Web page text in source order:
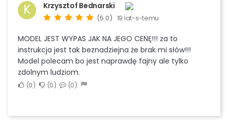
K Krzysztof Bednarski
(5.0) 19 lat-s-temu
MODEL JEST WYPAS JAK NA JEGO CENĘ!!! za to
instrukcja jest tak beznadziejna że brak mi słów!!!
Model polecam bo jest naprawdę fajny ale tylko
zdolnym ludziom.
0 0 0